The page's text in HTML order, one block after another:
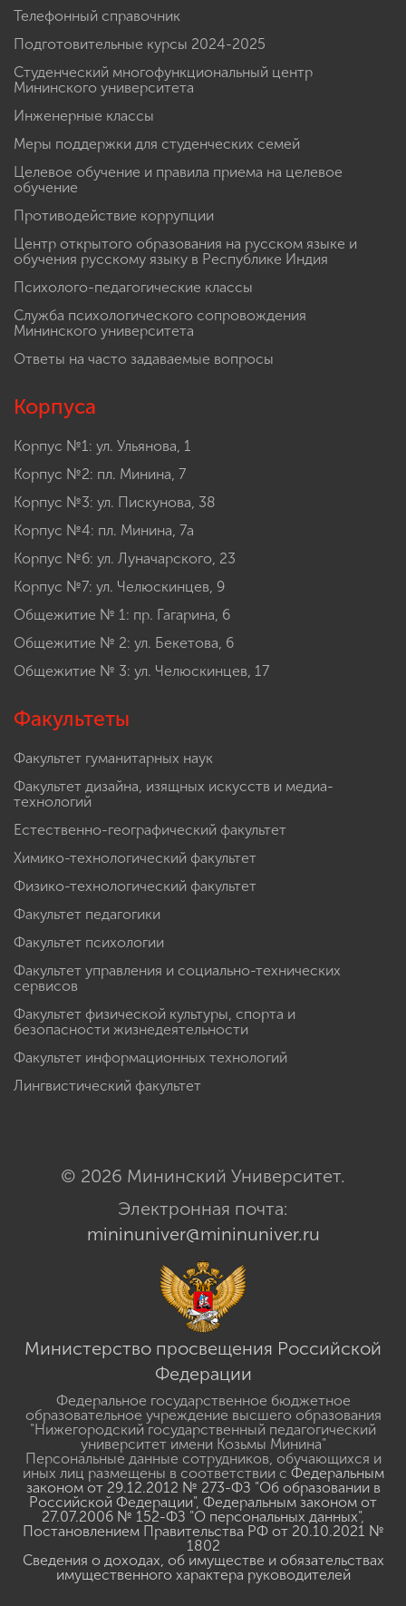
Телефонный справочник
Подготовительные курсы 2024-2025
Студенческий многофункциональный центр
Мининского университета
Инженерные классы
Меры поддержки для студенческих семей
Целевое обучение и правила приема на целевое
обучение
Противодействие коррупции
Центр открытого образования на русском языке и
обучения русскому языку в Республике Индия
Психолого-педагогические классы
Служба психологического сопровождения
Мининского университета
Ответы на часто задаваемые вопросы
Корпуса
Корпус №1: ул. Ульянова, 1
Корпус №2: пл. Минина, 7
Корпус №3: ул. Пискунова, 38
Корпус №4: пл. Минина, 7а
Корпус №6: ул. Луначарского, 23
Корпус №7: ул. Челюскинцев, 9
Общежитие № 1: пр. Гагарина, 6
Общежитие № 2: ул. Бекетова, 6
Общежитие № 3: ул. Челюскинцев, 17
Факультеты
Факультет гуманитарных наук
Факультет дизайна, изящных искусств и медиа-
технологий
Естественно-географический факультет
Химико-технологический факультет
Физико-технологический факультет
Факультет педагогики
Факультет психологии
Факультет управления и социально-технических
сервисов
Факультет физической культуры, спорта и
безопасности жизнедеятельности
Факультет информационных технологий
Лингвистический факультет
© 2026 Мининский Университет.
Электронная почта:
mininuniver@mininuniver.ru
Министерство просвещения Российской
Федерации
Федеральное государственное бюджетное
образовательное учреждение высшего образования
"Нижегородский государственный педагогический
университет имени Козьмы Минина"
Персональные данные сотрудников, обучающихся и
иных лиц размещены в соответствии с Федеральным
законом от 29.12.2012 № 273-ФЗ "Об образовании в
Российской Федерации", Федеральным законом от
27.07.2006 № 152-ФЗ "О персональных данных",
Постановлением Правительства РФ от 20.10.2021 №
1802
Сведения о доходах, об имуществе и обязательствах
имущественного характера руководителей